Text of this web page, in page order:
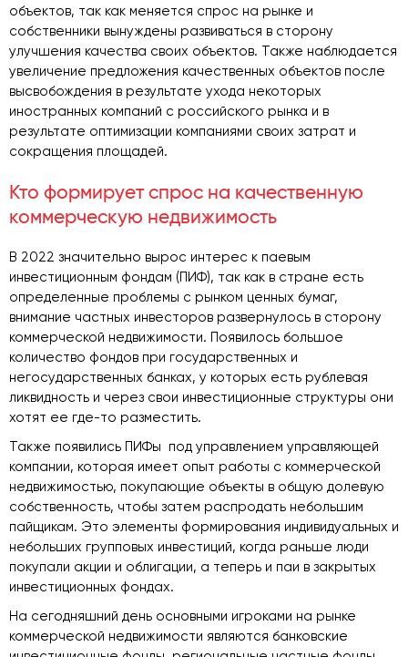
объектов, так как меняется спрос на рынке и
собственники вынуждены развиваться в сторону
улучшения качества своих объектов. Также наблюдается
увеличение предложения качественных объектов после
высвобождения в результате ухода некоторых
иностранных компаний с российского рынка и в
результате оптимизации компаниями своих затрат и
сокращения площадей.
Кто формирует спрос на качественную
коммерческую недвижимость
В 2022 значительно вырос интерес к паевым
инвестиционным фондам (ПИФ), так как в стране есть
определенные проблемы с рынком ценных бумаг,
внимание частных инвесторов развернулось в сторону
коммерческой недвижимости. Появилось большое
количество фондов при государственных и
негосударственных банках, у которых есть рублевая
ликвидность и через свои инвестиционные структуры они
хотят ее где-то разместить.
Также появились ПИФы под управлением управляющей
компании, которая имеет опыт работы с коммерческой
недвижимостью, покупающие объекты в общую долевую
собственность, чтобы затем распродать небольшим
пайщикам. Это элементы формирования индивидуальных и
небольших групповых инвестиций, когда раньше люди
покупали акции и облигации, а теперь и паи в закрытых
инвестиционных фондах.
На сегодняшний день основными игроками на рынке
коммерческой недвижимости являются банковские